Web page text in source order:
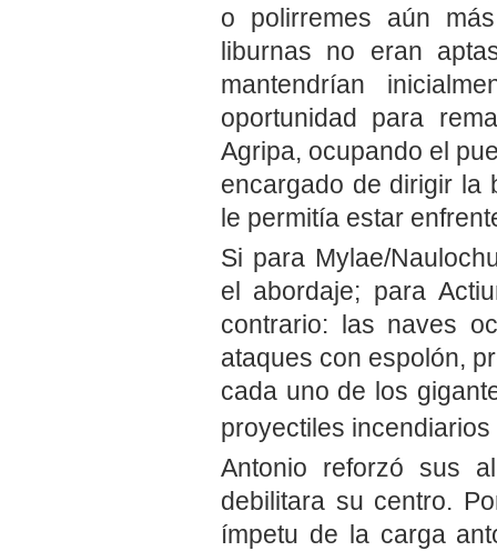
o polirremes aún
liburnas no eran
mantendrían
oportunidad para
Agripa, ocupando el
encargado de dirigir la
le permitía estar
Si para Mylae/
el abordaje; para
contrario: las naves
ataques con espolón,
cada uno de los
proyectiles
Antonio reforzó sus
debilitara su centro.
ímpetu de la carga